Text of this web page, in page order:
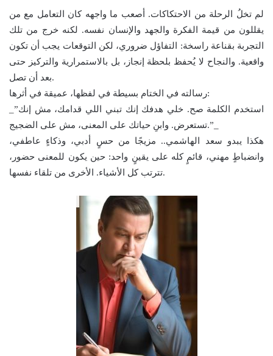
لم تخلُ الرحلة من الاحتكاكات. أصعب ما واجهه كان التعامل مع من
يقللون من قيمة الفكرة والجهد والإنسان نفسه. لكنه خرج من تلك
التجربة بقناعة راسخة: التفاؤل ضروري، لكن التوقعات يجب أن تكون
واقعية. والنجاح لا يُحفظ بلحظة إنجاز، بل بالاستمرارية والتركيز حتى
بعد أن تصل.
رسالته في الختام بسيطة في لفظها، عميقة في أثرها:
_”استخدم الكلمة صح. خلي هدفك إنك تبني اللي قدامك، مش إنك
تستعرض. وابنِ حياتك على المعنى، مش على الضجيج.”_
هكذا يبدو سعد الهاشمي.. مزيجًا من حسٍ أدبي، وذكاءٍ عاطفي،
وانضباطٍ مهني، قائمٍ كله على يقينٍ واحد: حين يكون للمعنى حضور،
تترتب كل الأشياء. الأخرى من تلقاء نفسها.